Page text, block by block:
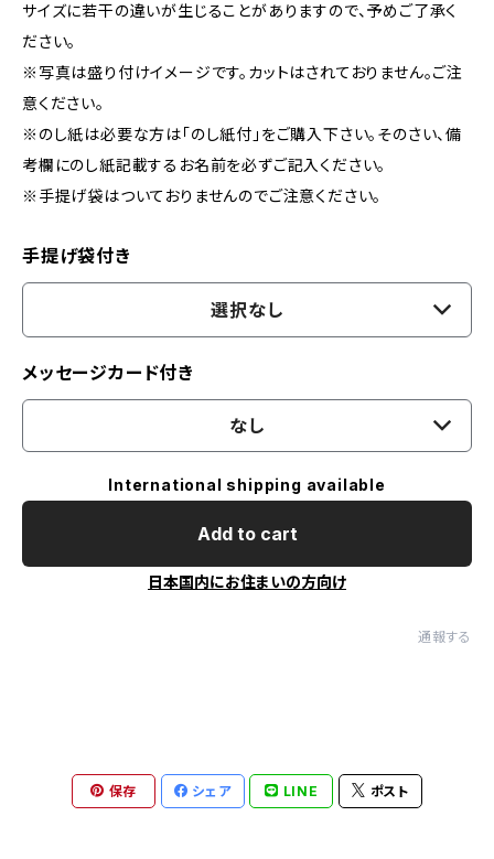
サイズに若干の違いが生じることがありますので、予めご了承く
ださい。
※写真は盛り付けイメージです。カットはされておりません。ご注
意ください。
※のし紙は必要な方は「のし紙付」をご購入下さい。そのさい、備
考欄にのし紙記載するお名前を必ずご記入ください。
※手提げ袋はついておりませんのでご注意ください。
手提げ袋付き
選択なし
メッセージカード付き
なし
International shipping available
Add to cart
日本国内にお住まいの方向け
通報する
保存 シェア LINE ポスト